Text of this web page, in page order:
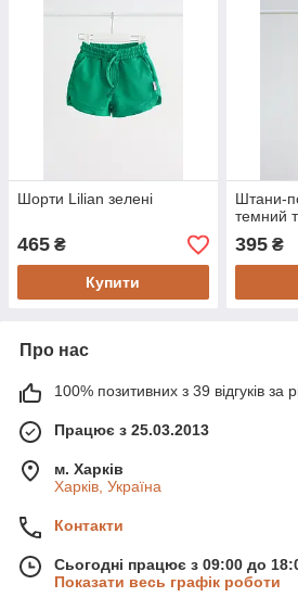
Шорти Lilian зелені
465 ₴
Купити
Штани-
темний
395₴
Про нас
100% позитивних з 39 відгуків за
Працює з 25.03.2013
м. Харків
Харків, Україна
Контакти
Сьогодні працює з 09:00 до
Показати весь графік роботи